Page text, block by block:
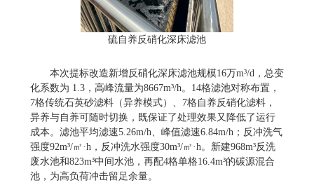
硫自养反硝化深床滤池
本次提标改造新增反硝化深床滤池规模16万m³/d，总变
化系数为 1.3，高峰流量为8667m³/h。14格滤池对称布置，
7格传统石英砂滤料（异养模式）、7格自养反硝化滤料，
异养与自养可随时切换，既保证了处理效果又降低了运行
成本。滤池平均滤速5.26m/h、峰值滤速6.84m/h；反冲洗气
强度92m³/㎡·h，反冲洗水强度30m³/㎡·h。新建968m³反洗
废水池和823m³中间水池，再配4格单格16.4m³的碳源混合
池，为高负荷冲击留足余量。